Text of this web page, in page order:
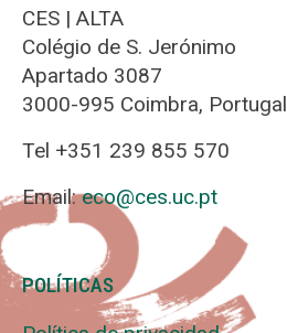
CES | ALTA
Colégio de S. Jerónimo
Apartado 3087
3000-995 Coimbra, Portugal
Tel +351 239 855 570
Email:eco@ces.uc.pt
POLÍTICAS